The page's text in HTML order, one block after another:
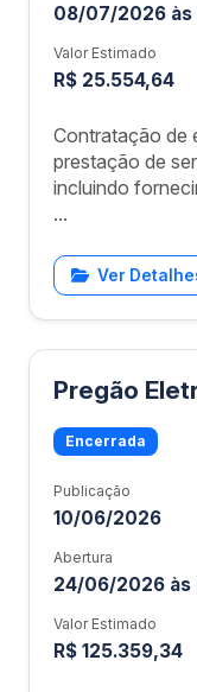
08/07/2026 às
Valor Estimado
R$ 25.554,64
Contratação de
prestação de
incluindo
...
Ver
Pregão
Encerrada
Publicação
10/06/2026
Abertura
24/06/2026 às
Valor Estimado
R$ 125.359,34